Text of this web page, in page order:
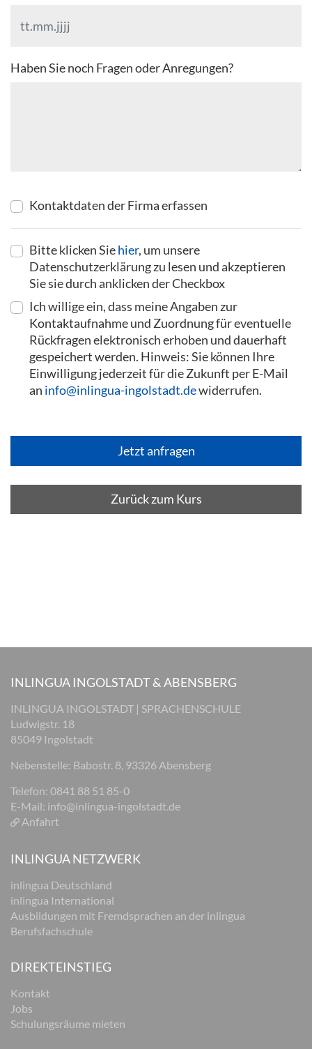
Haben Sie noch Fragen oder Anregungen?
Kontaktdaten der Firma erfassen
Bitte klicken Siehier, um unsere
Datenschutzerklärung zu lesen und akzeptieren
Sie sie durch anklicken der Checkbox
Ich willige ein, dass meine Angaben zur
Kontaktaufnahme und Zuordnung für eventuelle
Rückfragen elektronisch erhoben und dauerhaft
gespeichert werden. Hinweis: Sie können Ihre
Einwilligung jederzeit für die Zukunft per E-Mail
an info@inlingua-ingolstadt.dewiderrufen.
Zurück zum Kurs
INLINGUA INGOLSTADT & ABENSBERG
INLINGUA INGOLSTADT | SPRACHENSCHULE
Ludwigstr. 18
85049 Ingolstadt
Nebenstelle: Babostr. 8, 93326 Abensberg
Telefon: 0841 88 51 85-0
E-Mail: info@inlingua-ingolstadt.de
Anfahrt
INLINGUA NETZWERK
inlingua Deutschland
inlingua International
Ausbildungen mit Fremdsprachen an der inlingua
Berufsfachschule
DIREKTEINSTIEG
Kontakt
Jobs
Schulungsräume mieten